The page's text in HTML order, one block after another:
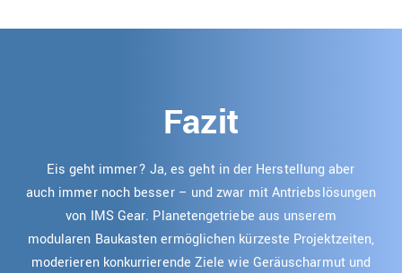
Fazit
Eis geht immer? Ja, es geht in der Herstellung aber
auch immer noch besser – und zwar mit Antriebslösungen
von IMS Gear. Planetengetriebe aus unserem
modularen Baukasten ermöglichen kürzeste Projektzeiten,
moderieren konkurrierende Ziele wie Geräuscharmut und